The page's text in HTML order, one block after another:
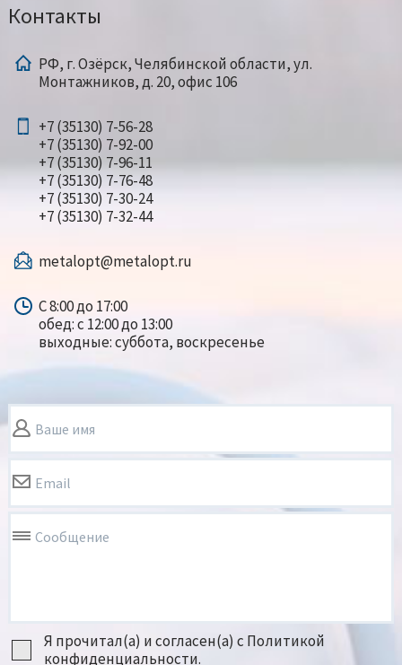
Контакты
РФ, г. Озёрск, Челябинской области, ул.
Монтажников, д. 20, офис 106
+7 (35130) 7-56-28
+7 (35130) 7-92-00
+7 (35130) 7-96-11
+7 (35130) 7-76-48
+7 (35130) 7-30-24
+7 (35130) 7-32-44
metalopt@metalopt.ru
С 8:00 до 17:00
обед: с 12:00 до 13:00
выходные: суббота, воскресенье
Ваше имя
Email
Сообщение
Я прочитал(а) и согласен(а) с Политикой
конфиденциальности.